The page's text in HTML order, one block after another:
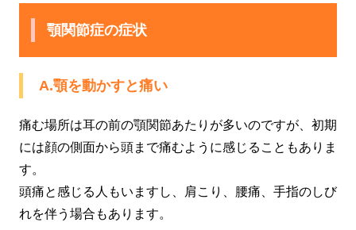
顎関節症の症状
A.顎を動かすと痛い
痛む場所は耳の前の顎関節あたりが多いのですが、初期
には顔の側面から頭まで痛むように感じることもありま
す。
頭痛と感じる人もいますし、肩こり、腰痛、手指のしび
れを伴う場合もあります。